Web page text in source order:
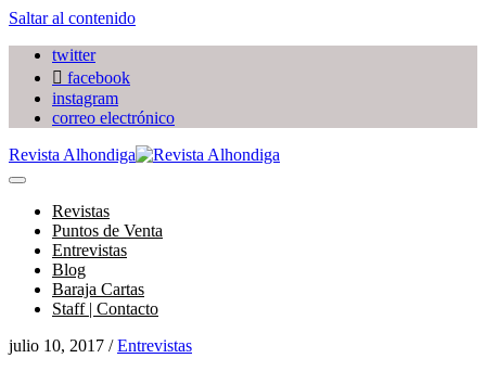
Saltar al contenido
twitter
facebook
instagram
correo electrónico
Revista Alhondiga
Revistas
Puntos de Venta
Entrevistas
Blog
Baraja Cartas
Staff | Contacto
julio 10, 2017 /Entrevistas